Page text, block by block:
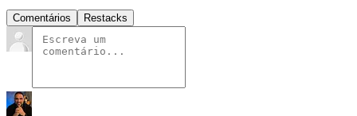
Comentários Restacks